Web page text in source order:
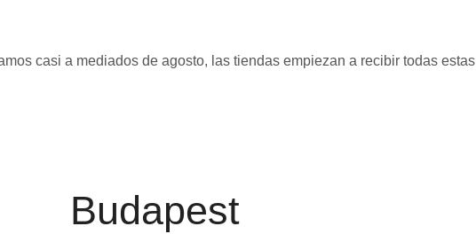
casi a mediados de agosto, las tiendas empiezan a recibir todas estas
Budapest